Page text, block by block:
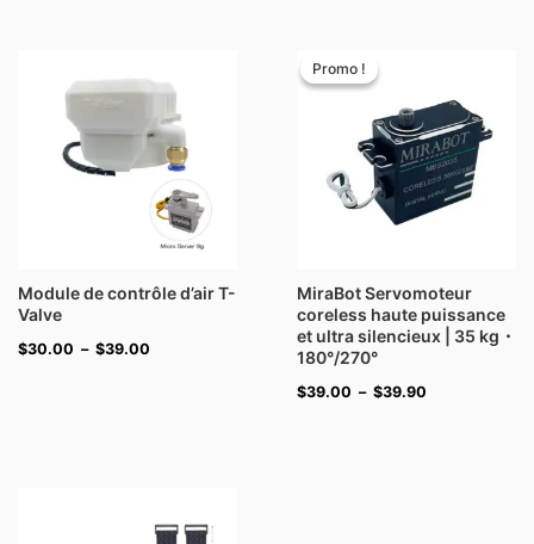
Module de contrôle d’air T-
Valve
$30.00 – $39.00
prix :
$30.00
$39.00
Promo !
Promo !
MiraBot Servomoteur
coreless haute puissance
et ultra silencieux | 35 kg・
180°/270°
$39.00 – $39.90
$39.00
$39.90